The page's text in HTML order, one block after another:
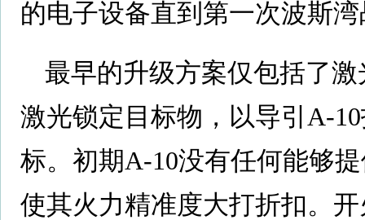
的电子设备直到第一次波斯
最早的升级方案仅包括了
激光锁定目标物，以导引A-
标。初期A-10没有任何能够
使其火力精准度大打折扣。